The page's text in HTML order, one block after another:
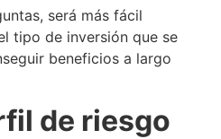
será más fácil
tipo de inversión que se
beneficios a largo
de riesgo